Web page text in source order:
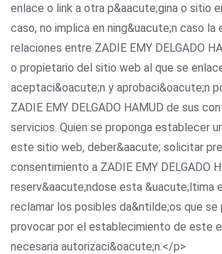
enlace o link a otra p&aacute;gina o sitio
caso, no implica en ning&uacute;n caso la
relaciones entre ZADIE EMY DELGADO
o propietario del sitio web al que se
aceptaci&oacute;n y aprobaci&oacute;n
ZADIE EMY DELGADO HAMUD de sus
servicios. Quien se proponga establecer
este sitio web, deber&aacute; solicitar
consentimiento a ZADIE EMY DELGADO
reserv&aacute;ndose esta &uacute;ltima
reclamar los posibles da&ntilde;os que se
provocar por el establecimiento de este
necesaria autorizaci&oacute;n.</p>